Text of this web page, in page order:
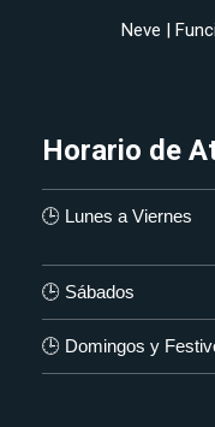
Neve |
Horario de
🕒 Lunes a Viernes
🕒 Sábados
🕒 Domingos y